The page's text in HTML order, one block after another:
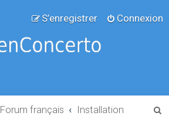
Connexion
S’enregistrer
Forum français Installation